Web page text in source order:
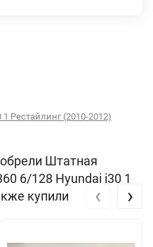
1 Рестайлинг (2010-2012)
Штатная
6/128 Hyundai i30 1
купили
‹ ›